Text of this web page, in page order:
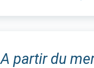
A partir du